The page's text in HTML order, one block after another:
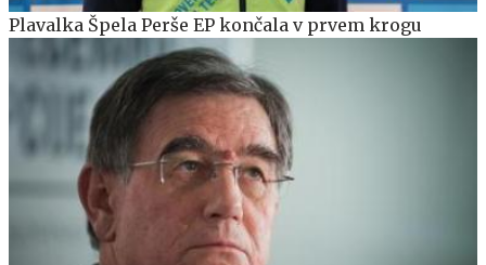
Plavalka Špela Perše EP končala v prvem krogu